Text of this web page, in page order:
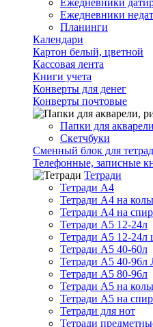
Ежедневники
Ежедневники
Планинги
Календари
Картон белый, цветной
Кассовая лента
Книги учета
Конверты для денег
Конверты почтовые
Папки для
Скетчбуки
Сменный блок для
Телефонные, записные
Тетради
Тетради А4
Тетради А4 на
Тетради А4 на
Тетради А5 12-24л
Тетради А5 12-24л
Тетради А5 40-60л
Тетради А5 40-
Тетради А5 80-96л
Тетради А5 на
Тетради А5 на
Тетради для нот
Тетради